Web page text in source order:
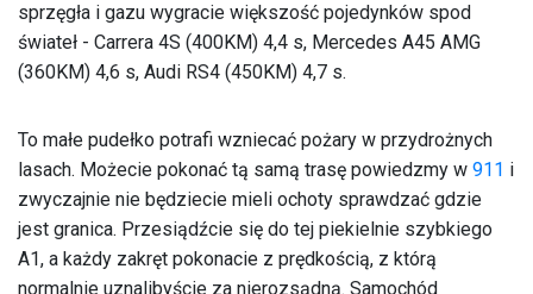
sprzęgła i gazu wygracie większość pojedynków spod
świateł - Carrera 4S (400KM) 4,4 s, Mercedes A45 AMG
(360KM) 4,6 s, Audi RS4 (450KM) 4,7 s.
To małe pudełko potrafi wzniecać pożary w przydrożnych
lasach. Możecie pokonać tą samą trasę powiedzmy w 911 i
zwyczajnie nie będziecie mieli ochoty sprawdzać gdzie
jest granica. Przesiądźcie się do tej piekielnie szybkiego
A1, a każdy zakręt pokonacie z prędkością, z którą
normalnie uznalibyście za nierozsądną. Samochód